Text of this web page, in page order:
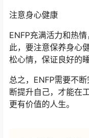
注意身心健康
ENFP充满活力和热
此，要注意保养身心
松心情，保证良好的
总之，ENFP需要不
断提升自己，才能在
更有价值的人生。